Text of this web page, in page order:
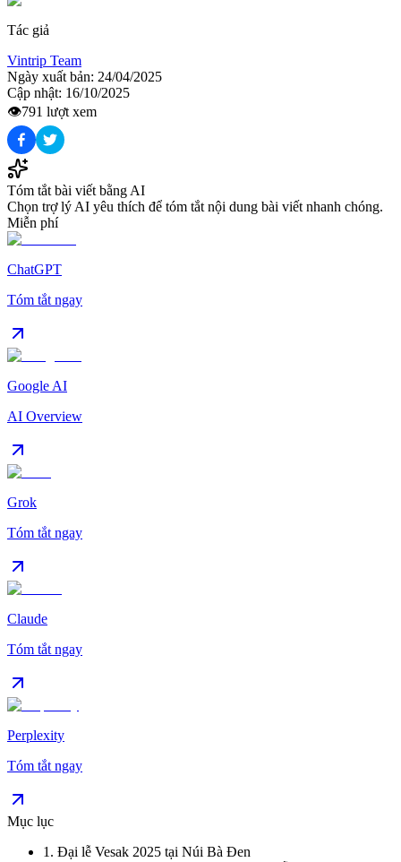
Tác giả
Vintrip Team
Ngày xuất bản: 24/04/2025
Cập nhật: 16/10/2025
👁️791 lượt xem
Tóm tắt bài viết bằng AI
Chọn trợ lý AI yêu thích để tóm tắt nội dung bài viết nhanh chóng.
Miễn phí
ChatGPT
Tóm tắt ngay
Google AI
AI Overview
Grok
Tóm tắt ngay
Claude
Tóm tắt ngay
Perplexity
Tóm tắt ngay
Mục lục
1 . Đại lễ Vesak 2025 tại Núi Bà Đen